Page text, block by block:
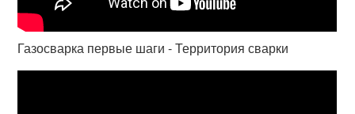
Газосварка первые шаги - Территория сварки